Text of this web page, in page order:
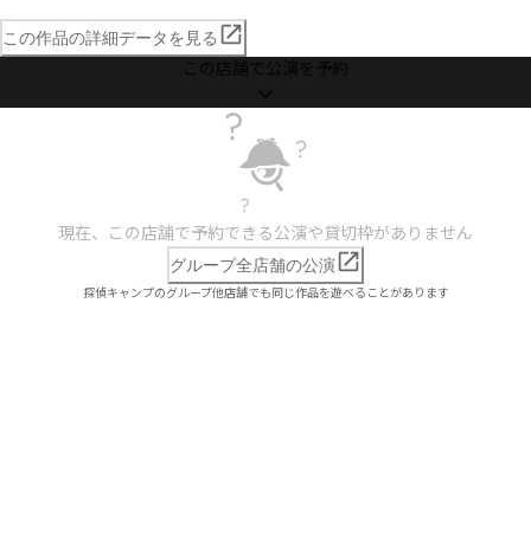
この作品の詳細データを見る
この店舗で公演を予約
現在、この店舗で予約できる公演や貸切枠がありません
グループ全店舗の公演
探偵キャンプのグループ他店舗でも同じ作品を遊べることがあります